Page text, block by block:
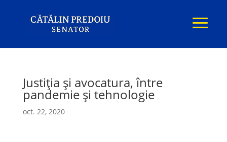
Justiția și avocatura, între
pandemie și tehnologie
oct. 22, 2020